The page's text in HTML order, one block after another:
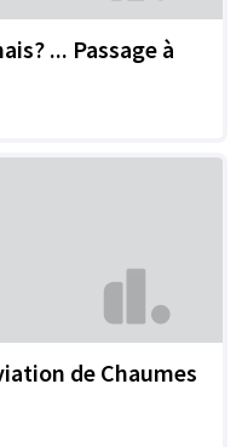
... Passage à
de Chaumes